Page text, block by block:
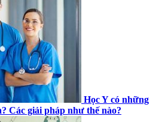
Học Y có những
Các giải pháp như thế nào?